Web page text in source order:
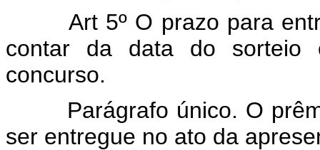
Art 5º O prazo para
contar da data do sorteio
concurso.
Parágrafo único. O
ser entregue no ato da